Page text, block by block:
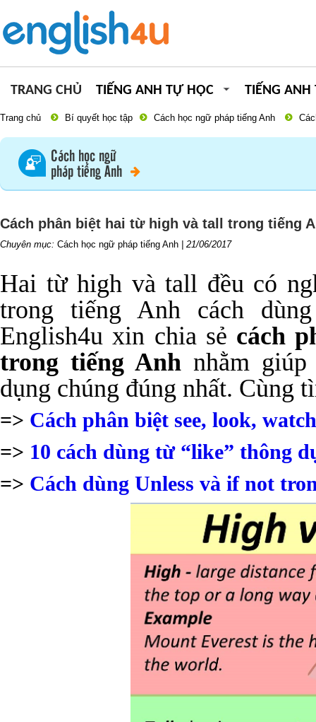
TRANG CHỦ TIẾNG ANH TỰ HỌC TIẾNG ANH
Trang chủ Bí quyết học tập Cách học ngữ pháp tiếng Anh
Cách học ngữ
pháp tiếng Anh
Cách phân biệt hai từ high và tall trong tiếng
Chuyên mục: Cách học ngữ pháp tiếng Anh 21/06/2017
Hai từ high và tall đều có
trong tiếng Anh cách
English4u xin chia sẻ cách
trong tiếng Anhnhằm giúp
dụng chúng đúng nhất. Cùng
=> Cách phân biệt see, look,
=> 10 cách dùng từ “like” thông
=> Cách dùng Unless và if not